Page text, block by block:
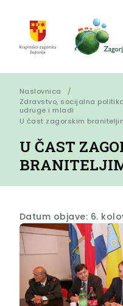
Naslovnica
Zdravstvo, socijalna
udruge i mladi
U čast zagorskim
U ČAST
Datum objave: 6.